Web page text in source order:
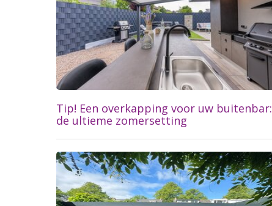
Tip! Een overkapping voor uw buitenbar:
de ultieme zomersetting
Lees meer...